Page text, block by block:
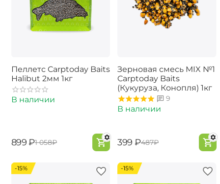
Пеллетс Carptoday Baits
Halibut 2мм 1кг
В наличии
‍899‍ ₽‍1 058‍₽
Зерновая смесь MIX №1
Carptoday Baits
(Кукуруза, Конопля) 1кг
9
В наличии
‍399‍ ₽‍487‍₽
-15% -15%